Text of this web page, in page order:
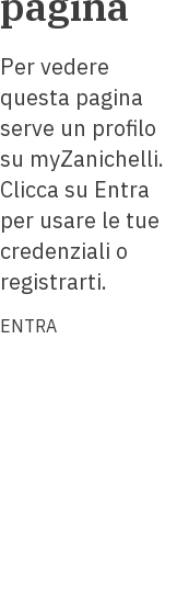
Per vedere
questa pagina
serve un profilo
su myZanichelli.
Clicca su Entra
per usare le tue
credenziali o
registrarti.
ENTRA